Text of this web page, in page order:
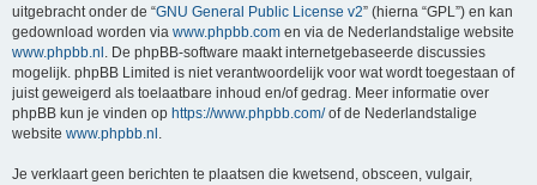
uitgebracht onder de “GNU General Public License v2” (hierna “GPL”) en kan
gedownload worden via www.phpbb.com en via de Nederlandstalige website
www.phpbb.nl . De phpBB-software maakt internetgebaseerde discussies
mogelijk. phpBB Limited is niet verantwoordelijk voor wat wordt toegestaan of
juist geweigerd als toelaatbare inhoud en/of gedrag. Meer informatie over
phpBB kun je vinden op https://www.phpbb.com/of de Nederlandstalige
website www.phpbb.nl .
Je verklaart geen berichten te plaatsen die kwetsend, obsceen, vulgair,